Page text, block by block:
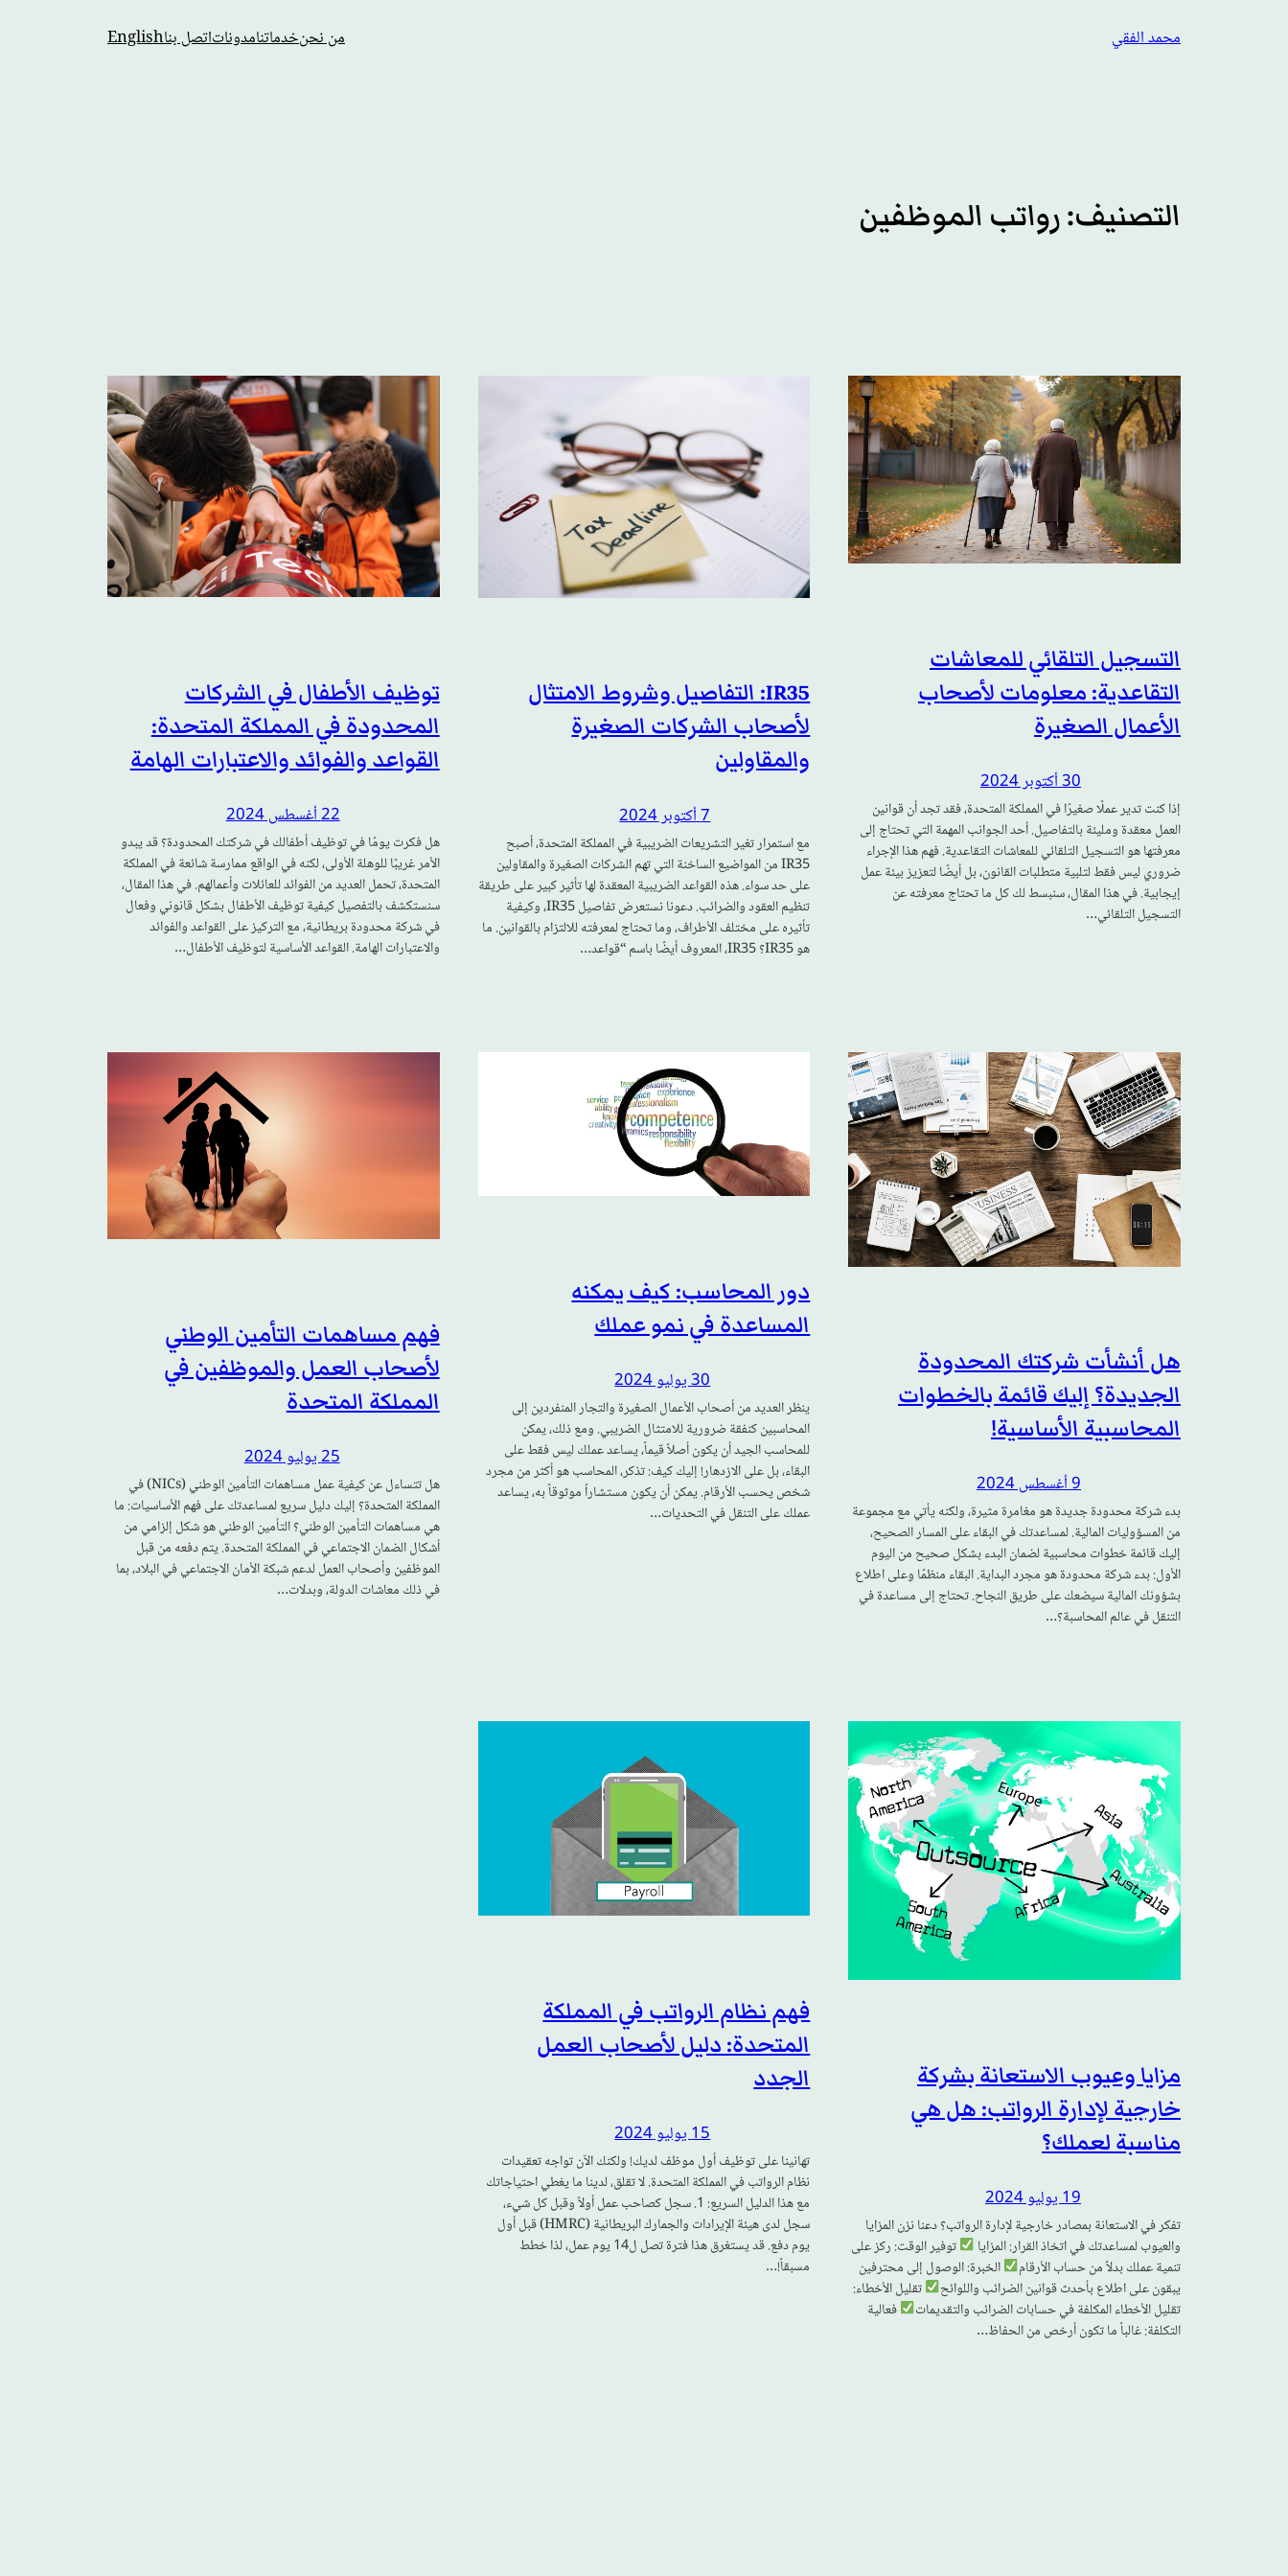
محمد الفقي من نحنخدماتنامدوناتاتصل بناEnglish
التصنيف:رواتب الموظفين
التسجيل التلقائي للمعاشات
التقاعدية: معلومات لأصحاب
الأعمال الصغيرة
30 أكتوبر 2024
إذا كنت تدير عملًا صغيرًا في المملكة المتحدة، فقد تجد أن قوانين
العمل معقدة ومليئة بالتفاصيل. أحد الجوانب المهمة التي تحتاج إلى
معرفتها هو التسجيل التلقائي للمعاشات التقاعدية. فهم هذا الإجراء
ضروري ليس فقط لتلبية متطلبات القانون، بل أيضًا لتعزيز بيئة عمل
إيجابية. في هذا المقال، سنبسط لك كل ما تحتاج معرفته عن
التسجيل التلقائي…
IR35: التفاصيل وشروط الامتثال
لأصحاب الشركات الصغيرة
والمقاولين
7 أكتوبر 2024
مع استمرار تغير التشريعات الضريبية في المملكة المتحدة، أصبح
IR35 من المواضيع الساخنة التي تهم الشركات الصغيرة والمقاولين
على حد سواء. هذه القواعد الضريبية المعقدة لها تأثير كبير على طريقة
تنظيم العقود والضرائب. دعونا نستعرض تفاصيل IR35، وكيفية
تأثيره على مختلف الأطراف، وما تحتاج لمعرفته للالتزام بالقوانين. ما
هو IR35؟ IR35، المعروف أيضًا باسم “قواعد…
توظيف الأطفال في الشركات
المحدودة في المملكة المتحدة:
القواعد والفوائد والاعتبارات الهامة
22 أغسطس 2024
هل فكرت يومًا في توظيف أطفالك في شركتك المحدودة؟ قد يبدو
الأمر غريبًا للوهلة الأولى، لكنه في الواقع ممارسة شائعة في المملكة
المتحدة، تحمل العديد من الفوائد للعائلات وأعمالهم. في هذا المقال،
سنستكشف بالتفصيل كيفية توظيف الأطفال بشكل قانوني وفعال
في شركة محدودة بريطانية، مع التركيز على القواعد والفوائد
والاعتبارات الهامة. القواعد الأساسية لتوظيف الأطفال…
هل أنشأت شركتك المحدودة
الجديدة؟ إليك قائمة بالخطوات
المحاسبية الأساسية!
9 أغسطس 2024
بدء شركة محدودة جديدة هو مغامرة مثيرة، ولكنه يأتي مع مجموعة
من المسؤوليات المالية. لمساعدتك في البقاء على المسار الصحيح،
إليك قائمة خطوات محاسبية لضمان البدء بشكل صحيح من اليوم
الأول: بدء شركة محدودة هو مجرد البداية. البقاء منظمًا وعلى اطلاع
بشؤونك المالية سيضعك على طريق النجاح. تحتاج إلى مساعدة في
التنقل في عالم المحاسبة؟…
دور المحاسب: كيف يمكنه
المساعدة في نمو عملك
30 يوليو 2024
ينظر العديد من أصحاب الأعمال الصغيرة والتجار المنفردين إلى
المحاسبين كنفقة ضرورية للامتثال الضريبي. ومع ذلك، يمكن
للمحاسب الجيد أن يكون أصلاً قيماً، يساعد عملك ليس فقط على
البقاء، بل على الازدهار! إليك كيف: تذكر، المحاسب هو أكثر من مجرد
شخص يحسب الأرقام. يمكن أن يكون مستشاراً موثوقاً به، يساعد
عملك على التنقل في التحديات…
فهم مساهمات التأمين الوطني
لأصحاب العمل والموظفين في
المملكة المتحدة
25 يوليو 2024
هل تتساءل عن كيفية عمل مساهمات التأمين الوطني (NICs) في
المملكة المتحدة؟ إليك دليل سريع لمساعدتك على فهم الأساسيات: ما
هي مساهمات التأمين الوطني؟ التأمين الوطني هو شكل إلزامي من
أشكال الضمان الاجتماعي في المملكة المتحدة. يتم دفعه من قبل
الموظفين وأصحاب العمل لدعم شبكة الأمان الاجتماعي في البلاد، بما
في ذلك معاشات الدولة، وبدلات…
مزايا وعيوب الاستعانة بشركة
خارجية لإدارة الرواتب: هل هي
مناسبة لعملك؟
19 يوليو 2024
تفكر في الاستعانة بمصادر خارجية لإدارة الرواتب؟ دعنا نزن المزايا
والعيوب لمساعدتك في اتخاذ القرار: المزايا
توفير الوقت: ركز على
تنمية عملك بدلاً من حساب الأرقام
الخبرة: الوصول إلى محترفين
يبقون على اطلاع بأحدث قوانين الضرائب واللوائح
تقليل الأخطاء:
تقليل الأخطاء المكلفة في حسابات الضرائب والتقديمات
فعالية
التكلفة: غالباً ما تكون أرخص من الحفاظ…
فهم نظام الرواتب في المملكة
المتحدة: دليل لأصحاب العمل
الجدد
15 يوليو 2024
تهانينا على توظيف أول موظف لديك! ولكنك الآن تواجه تعقيدات
نظام الرواتب في المملكة المتحدة. لا تقلق، لدينا ما يغطي احتياجاتك
مع هذا الدليل السريع: 1. سجل كصاحب عمل أولاً وقبل كل شيء،
سجل لدى هيئة الإيرادات والجمارك البريطانية (HMRC) قبل أول
يوم دفع. قد يستغرق هذا فترة تصل ل14 يوم عمل، لذا خطط
مسبقاً!…